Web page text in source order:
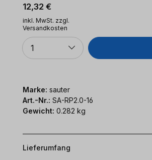
Regulärer Preis:
12,32 €
inkl. MwSt. zzgl.
Versandkosten
Anzahl
1
Marke: sauter
Art.-Nr.: SA-RP2.0-16
Gewicht: 0.282 kg
Lieferumfang